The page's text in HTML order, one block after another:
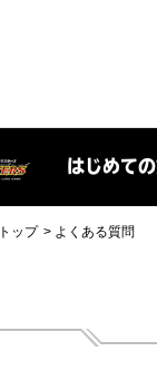
はじめて
トップ よくある質問